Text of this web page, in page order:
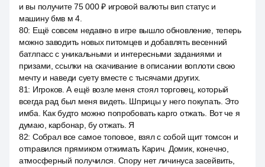
и вы получите 75 000 ₽ игровой валюты вип статус и
машину бмв м 4.
80: Ещё совсем недавно в игре вышло обновление, теперь
можно заводить новых питомцев и добавлять весенний
батлпасс с уникальными и интересными заданиями и
призами, ссылки на скачивание в описании воплоти свою
мечту и наведи суету вместе с тысячами других.
81: Игроков. А ещё возле меня стоял торговец, который
всегда рад был меня видеть. Шприцы у него покупать. Это
имба. Как будто можно попробовать карго отжать. Вот че я
думаю, карбонар, бу отжать. Я
82: Собрал все самое топовое, взял с собой щит томсон и
отправился прямиком отжимать Карич. Домик, конечно,
атмосферный получился. Спору нет личинуса засейвить,